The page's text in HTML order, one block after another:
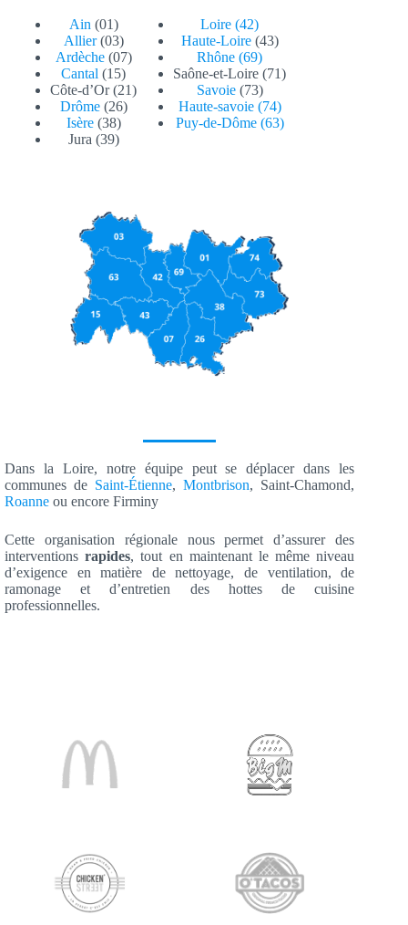
Ain (01)
Allier(03)
Ardèche(07)
Cantal (15)
Côte-d’Or (21)
Drôme(26)
Isère(38)
Jura (39)
Loire (42)
Haute-Loire(43)
Rhône (69)
Saône-et-Loire (71)
Savoie(73)
Haute-savoie (74)
Puy-de-Dôme (63)
Dans la Loire, notre équipe peut se déplacer dans les
communes de Saint-Étienne,Montbrison, Saint-Chamond,
Roanne ou encore Firminy
Cette organisation régionale nous permet d’assurer des
interventionsrapides, tout en maintenant le même niveau
d’exigence en matière de nettoyage, de ventilation, de
ramonage et d’entretien des hottes de cuisine
professionnelles.